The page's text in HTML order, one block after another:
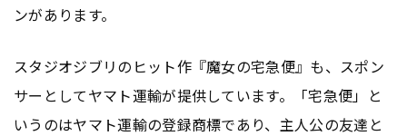
ンがあります。
スタジオジブリのヒット作『魔女の宅急便』も、スポン
サーとしてヤマト運輸が提供しています。「宅急便」と
いうのはヤマト運輸の登録商標であり、主人公の友達と